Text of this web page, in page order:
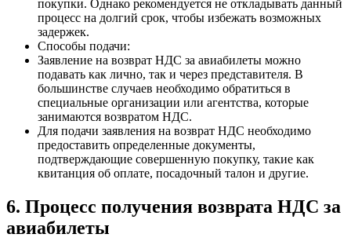
покупки. Однако рекомендуется не откладывать данный
процесс на долгий срок, чтобы избежать возможных
задержек.
Способы подачи:
Заявление на возврат НДС за авиабилеты можно
подавать как лично, так и через представителя. В
большинстве случаев необходимо обратиться в
специальные организации или агентства, которые
занимаются возвратом НДС.
Для подачи заявления на возврат НДС необходимо
предоставить определенные документы,
подтверждающие совершенную покупку, такие как
квитанция об оплате, посадочный талон и другие.
6. Процесс получения возврата НДС за
авиабилеты